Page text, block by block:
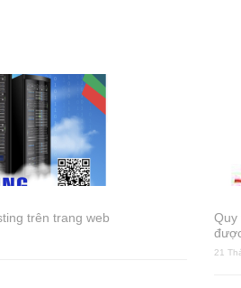
trên trang web
Quy
21